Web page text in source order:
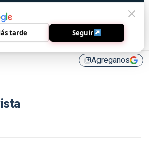
library_addAgreganos
tarde Seguir